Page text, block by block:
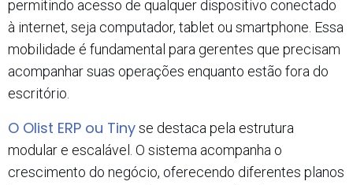
permitindo acesso de qualquer dispositivo conectado
à internet, seja computador, tablet ou smartphone. Essa
mobilidade é fundamental para gerentes que precisam
acompanhar suas operações enquanto estão fora do
escritório.​
O Olist ERP ou Tinyse destaca pela estrutura
modular e escalável. O sistema acompanha o
crescimento do negócio, oferecendo diferentes planos